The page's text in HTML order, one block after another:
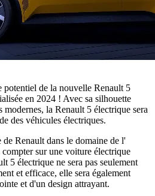
de la nouvelle Renault 5
en 2024 ! Avec sa silhouette
modernes, la Renault 5 électrique sera
des véhicules électriques.
Renault dans le domaine de l'
sur une voiture électrique
5 électrique ne sera pas seulement
et efficace, elle sera également
et d'un design attrayant.